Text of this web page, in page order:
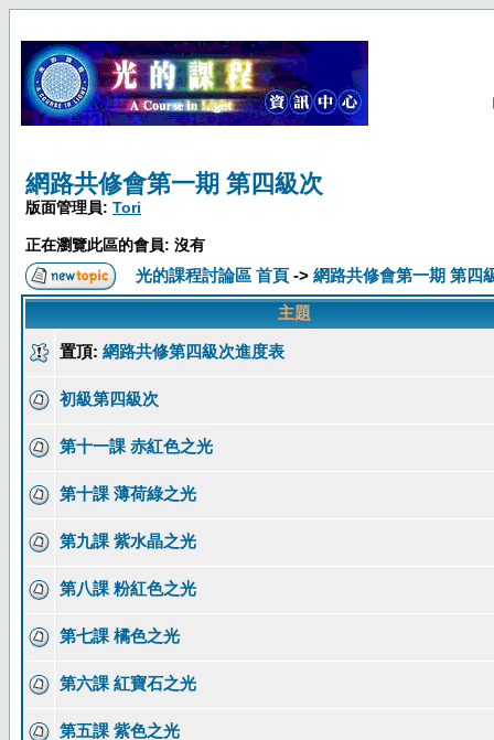
網路共修會第一期 第四級次
版面管理員: Tori
正在瀏覽此區的會員: 沒有
光的課程討論區 首頁 -> 網路共修會第一期 第四
主題
置頂: 網路共修第四級次進度表
初級第四級次
第十一課 赤紅色之光
第十課 薄荷綠之光
第九課 紫水晶之光
第八課 粉紅色之光
第七課 橘色之光
第六課 紅寶石之光
第五課 紫色之光